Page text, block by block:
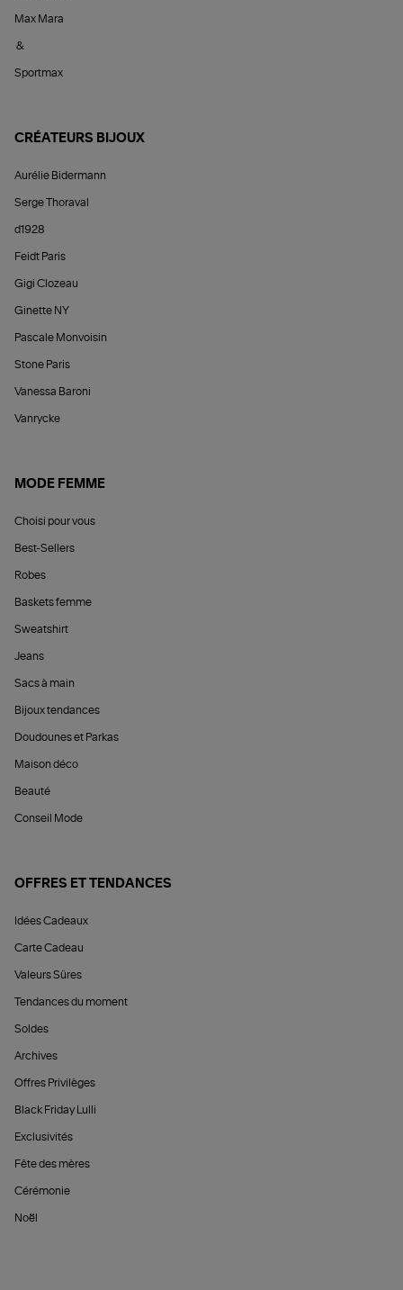
Max Mara
&
Sportmax
CRÉATEURS BIJOUX
Aurélie Bidermann
Serge Thoraval
d1928
Feidt Paris
Gigi Clozeau
Ginette NY
Pascale Monvoisin
Stone Paris
Vanessa Baroni
Vanrycke
MODE FEMME
Choisi pour vous
Best-Sellers
Robes
Baskets femme
Sweatshirt
Jeans
Sacs à main
Bijoux tendances
Doudounes et Parkas
Maison déco
Beauté
Conseil Mode
OFFRES ET TENDANCES
Idées Cadeaux
Carte Cadeau
Valeurs Sûres
Tendances du moment
Soldes
Archives
Offres Privilèges
Black Friday Lulli
Exclusivités
Fête des mères
Cérémonie
Noël